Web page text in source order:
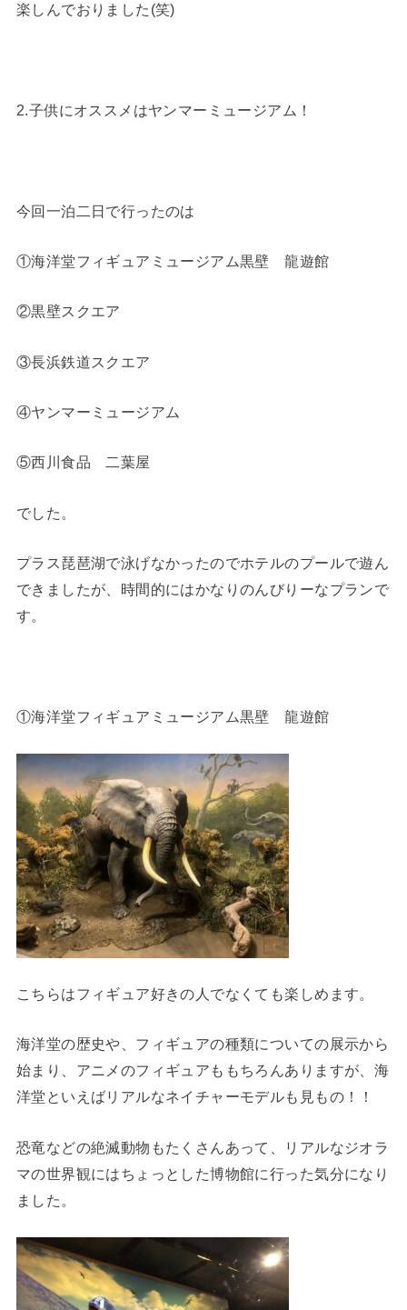
楽しんでおりました(笑)
2.子供にオススメはヤンマーミュージアム！
今回一泊二日で行ったのは
①海洋堂フィギュアミュージアム黒壁 龍遊館
②黒壁スクエア
③長浜鉄道スクエア
④ヤンマーミュージアム
⑤西川食品 二葉屋
でした。
プラス琵琶湖で泳げなかったのでホテルのプールで遊ん
できましたが、時間的にはかなりのんびりーなプランで
す。
①海洋堂フィギュアミュージアム黒壁 龍遊館
こちらはフィギュア好きの人でなくても楽しめます。
海洋堂の歴史や、フィギュアの種類についての展示から
始まり、アニメのフィギュアももちろんありますが、海
洋堂といえばリアルなネイチャーモデルも見もの！！
恐竜などの絶滅動物もたくさんあって、リアルなジオラ
マの世界観にはちょっとした博物館に行った気分になり
ました。